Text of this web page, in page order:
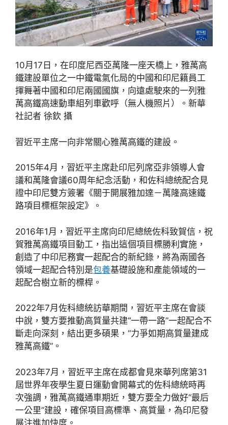
10月17日，在印度尼西亞萬隆一座天橋上，雅萬高
鐵建設單位之一中鐵電氣化局的中國和印尼籍員工
揮舞著中國和印尼兩國國旗，向遠處駛來的一列雅
萬高鐵高速動車組列車歡呼（無人機照片）。新華
社記者 徐欽 攝
習近平主席一向非常關心雅萬高鐵的建設。
2015年4月，習近平主席赴印尼列席亞非領導人會
議和萬隆會議60周年紀念活動，和佐科總統配合見
證中印尼雙方簽署《關于開展雅加達－萬隆高速鐵
路項目標框架設定》。
2016年1月，習近平主席向印尼總統佐科致賀信，祝
賀雅萬高鐵項目動工，指出這個項目標勝利實施，
創造了中印尼務實一起配合的新紀錄，將為兩國各
領域一起配合特別是包養基礎設施和產能領域的一
起配合樹立新的標桿。
2022年7月佐科總統訪華期間，習近平主席在會談
中說，雙方要推動高質量共建“一帶一路”一起配合不
斷走向深刻，結出更多碩果，“力爭如期高質量建成
雅萬高鐵”。
2023年7月，習近平主席在成都會見來華列席第31
屆世界年夜學生夏日運動會開幕式的佐科總統時再
次強調，雅萬高鐵通車期近，雙方要全力做好“最后
一公里”建設，確保項目高標準、高質量，為印尼發
展注進加快度。